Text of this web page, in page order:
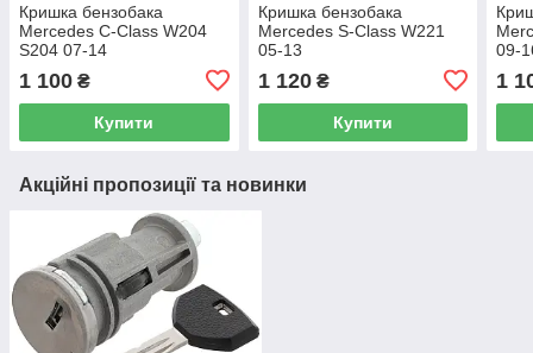
Кришка бензобака
Mercedes C-Class W204
S204 07-14
1 100 ₴
Купити
Кришка бензобака
Mercedes S-Class W221
05-13
1 120₴
Купити
09-
1
Акційні пропозиції та новинки